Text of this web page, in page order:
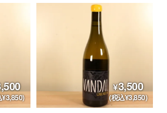
3,500
(税込¥3,850)